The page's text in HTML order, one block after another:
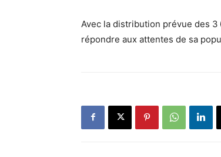
Avec la distribution prévue des
répondre aux attentes de sa